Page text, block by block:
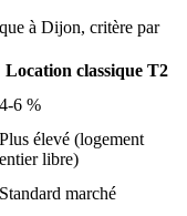
à Dijon, critère par
Location classique T2
4-6 %
Plus élevé (logement
entier libre)
Standard marché